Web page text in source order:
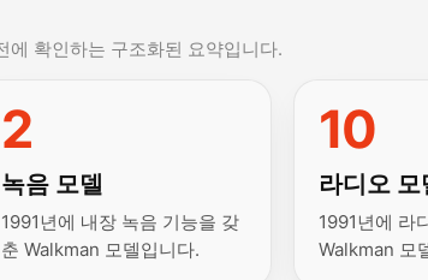
에 확인하는 구조화된 요약입니다.
2
녹음 모델
1991년에 내장 녹음 기능을 갖
춘 Walkman 모델입니다.
10
라디오 모
1991년에 라
Walkman 모